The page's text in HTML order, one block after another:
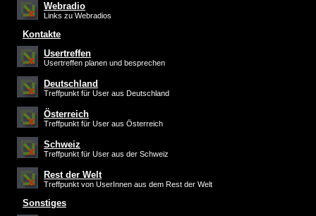
Webradio
Links zu Webradios
Kontakte
Usertreffen
Usertreffen planen und besprechen
Deutschland
Treffpunkt für User aus Deutschland
Österreich
Treffpunkt für User aus Österreich
Schweiz
Treffpunkt für User aus der Schweiz
Rest der Welt
Treffpunkt von UserInnen aus dem Rest der Welt
Sonstiges